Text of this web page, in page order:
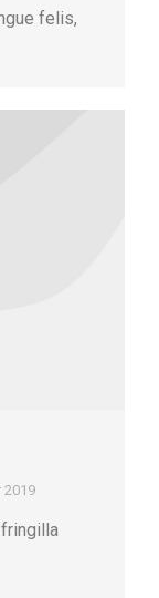
felis,
2019